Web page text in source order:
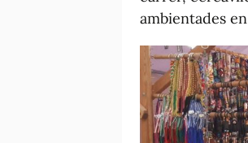
ambientades